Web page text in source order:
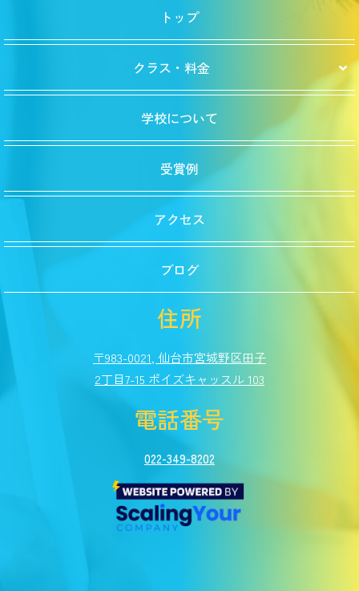
トップ
クラス・料金
学校について
受賞例
アクセス
ブログ
住所
〒983-0021, 仙台市宮城野区田子
2丁目7-15 ポイズキャッスル 103
電話番号
022-349-8202